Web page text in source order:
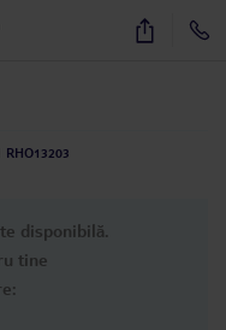
28
RHO13203
disponibilă.
tine